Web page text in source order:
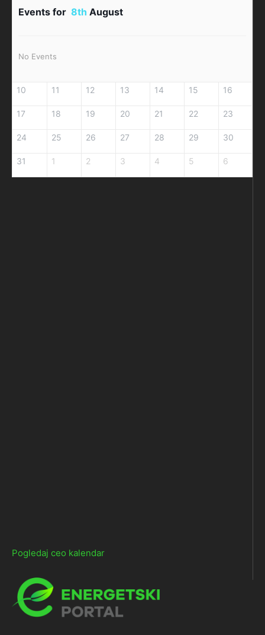
Events for 8th August
No Events
10 11 12 13 14 15 16
17 18 19 20 21 22 23
24 25 26 27 28 29 30
31 1 2 3 4 5 6
Pogledaj ceo kalendar